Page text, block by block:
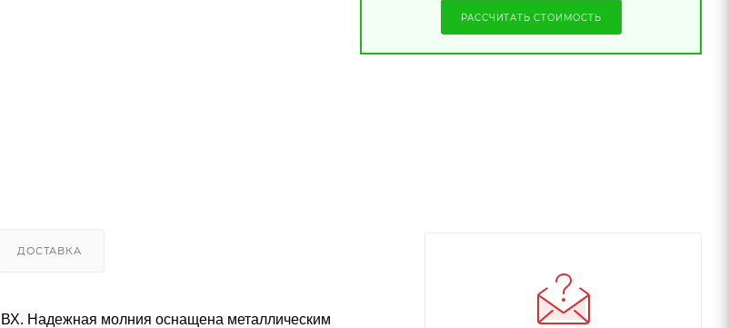
РАССЧИТАТЬ СТОИМОСТЬ
ДОСТАВКА
Надежная молния оснащена металлическим